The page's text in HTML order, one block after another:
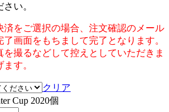
い。
をご選択の場合、注文確認のメール
画面をもちまして完了となります。
撮るなどして控えとしていただきま
す。
クリア
Cup 2020個